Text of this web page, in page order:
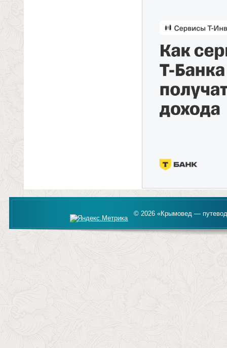
© 2026 «Крымовед —